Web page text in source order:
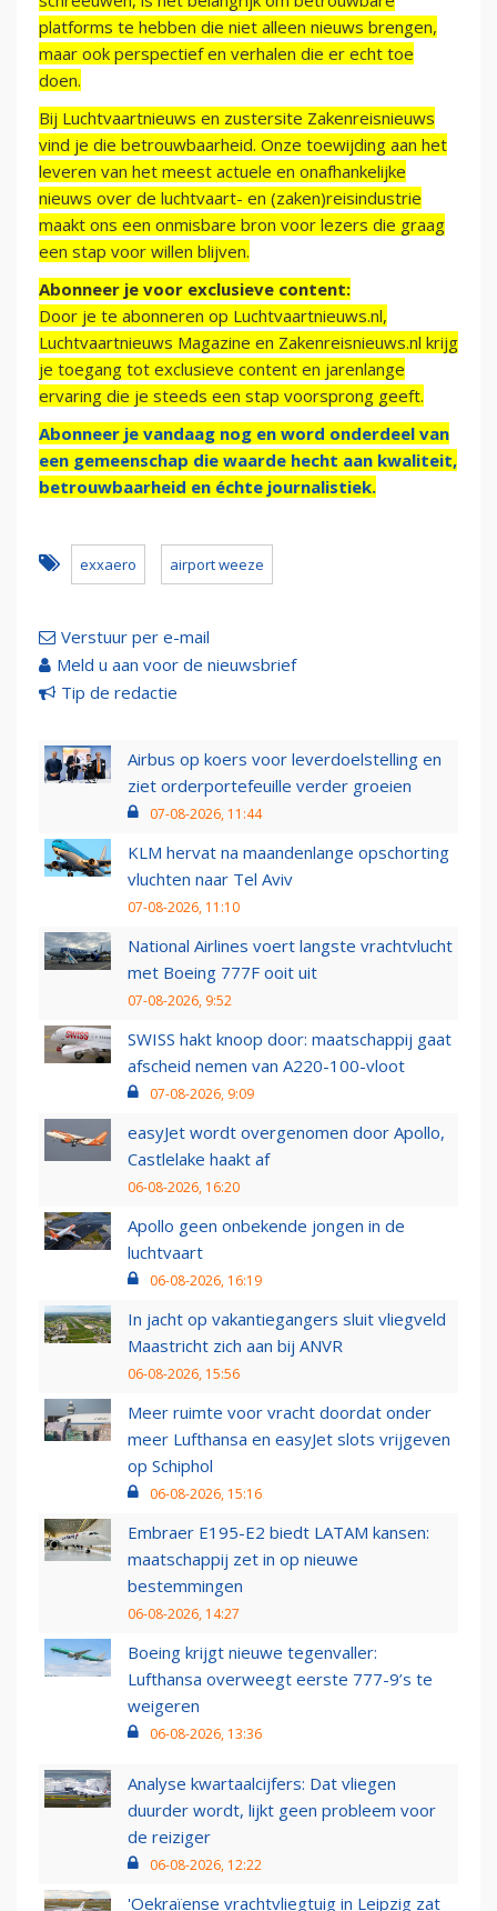
platforms te hebben die niet alleen nieuws brengen,
maar ook perspectief en verhalen die er echt toe
doen.
Bij Luchtvaartnieuws en zustersite Zakenreisnieuws
vind je die betrouwbaarheid. Onze toewijding aan het
leveren van het meest actuele en onafhankelijke
nieuws over de luchtvaart- en (zaken)reisindustrie
maakt ons een onmisbare bron voor lezers die graag
een stap voor willen blijven.
Abonneer je voor exclusieve content:
Door je te abonneren op Luchtvaartnieuws.nl,
Luchtvaartnieuws Magazine en Zakenreisnieuws.nl krijg
je toegang tot exclusieve content en jarenlange
ervaring die je steeds een stap voorsprong geeft.
Abonneer je vandaag nog en word onderdeel van
een gemeenschap die waarde hecht aan kwaliteit,
betrouwbaarheid en échte journalistiek.
exxaero airport weeze
Verstuur per e-mail
Meld u aan voor de nieuwsbrief
Tip de redactie
Airbus op koers voor leverdoelstelling en
ziet orderportefeuille verder groeien
07-08-2026, 11:44
KLM hervat na maandenlange opschorting
vluchten naar Tel Aviv
07-08-2026, 11:10
National Airlines voert langste vrachtvlucht
met Boeing 777F ooit uit
07-08-2026, 9:52
SWISS hakt knoop door: maatschappij gaat
afscheid nemen van A220-100-vloot
07-08-2026, 9:09
easyJet wordt overgenomen door Apollo,
Castlelake haakt af
06-08-2026, 16:20
Apollo geen onbekende jongen in de
luchtvaart
06-08-2026, 16:19
In jacht op vakantiegangers sluit vliegveld
Maastricht zich aan bij ANVR
06-08-2026, 15:56
Meer ruimte voor vracht doordat onder
meer Lufthansa en easyJet slots vrijgeven
op Schiphol
06-08-2026, 15:16
Embraer E195-E2 biedt LATAM kansen:
maatschappij zet in op nieuwe
bestemmingen
06-08-2026, 14:27
Boeing krijgt nieuwe tegenvaller:
Lufthansa overweegt eerste 777-9’s te
weigeren
06-08-2026, 13:36
Analyse kwartaalcijfers: Dat vliegen
duurder wordt, lijkt geen probleem voor
de reiziger
06-08-2026, 12:22
'Oekraïense vrachtvliegtuig in Leipzig zat